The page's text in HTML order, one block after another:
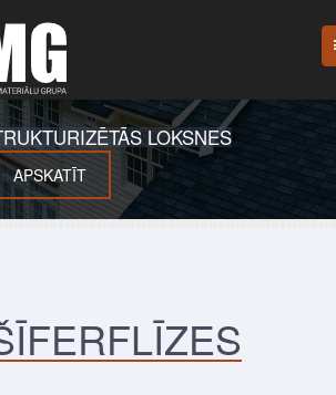
LOKSNES
APSKATĪT